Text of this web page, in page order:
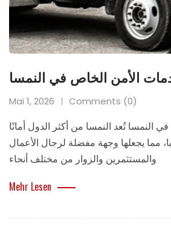
الأمن الخاص في النمسا
Mai 1, 2026 Comments (0)
النمسا تُعد النمسا من أكثر الدول أمانًا
مما يجعلها وجهة مفضلة لرجال الأعمال
والمستثمرين والزوار من مختلف أنحاء
Mehr Lesen